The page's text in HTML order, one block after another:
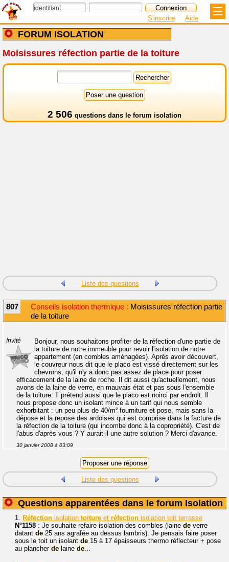
FORUM ISOLATION
S'inscrire Aide
Moisissures réfection partie de la toiture
2 506 questions dans le forum isolation
Liste des questions
807 Conseils isolation thermique : Moisissures réfection partie
de la toiture
Invité
Bonjour, nous souhaitons profiter de la réfection d'une partie de
la toiture de notre immeuble pour revoir l'isolation de notre
appartement (en combles aménagées). Après avoir découvert,
le couvreur nous dit que le placo est vissé directement sur les
chevrons, qu'il n'y a donc pas assez de place pour poser
efficacement de la laine de roche. Il dit aussi qu'actuellement, nous
avons de la laine de verre, en mauvais état et pas sous l'ensemble
de la toiture. Il prétend aussi que le placo est noirci par endroit. Il
nous propose donc un isolant mince à un tarif qui nous semble
exhorbitant : un peu plus de 40/m² fourniture et pose, mais sans la
dépose et la repose des ardoises qui est comprise dans la facture de
la réfection de la toiture (qui incombe donc à la copropriété). C'est de
l'abus d'après vous ? Y aurait-il une autre solution ? Merci d'avance.
30 janvier 2008 à 03:09
Liste des questions
Questions apparentées dans le forum Isolation
1. Réfection isolation toiture et réfection isolation toit terrasse
N°1158 : Je souhaite refaire isolation des combles (laine de verre
datant de 25 ans agrafée au dessus lambris). Je pensais faire poser
sous le toit un isolant de 15 à 17 épaisseurs thermo réflecteur + pose
au plancher de laine de...